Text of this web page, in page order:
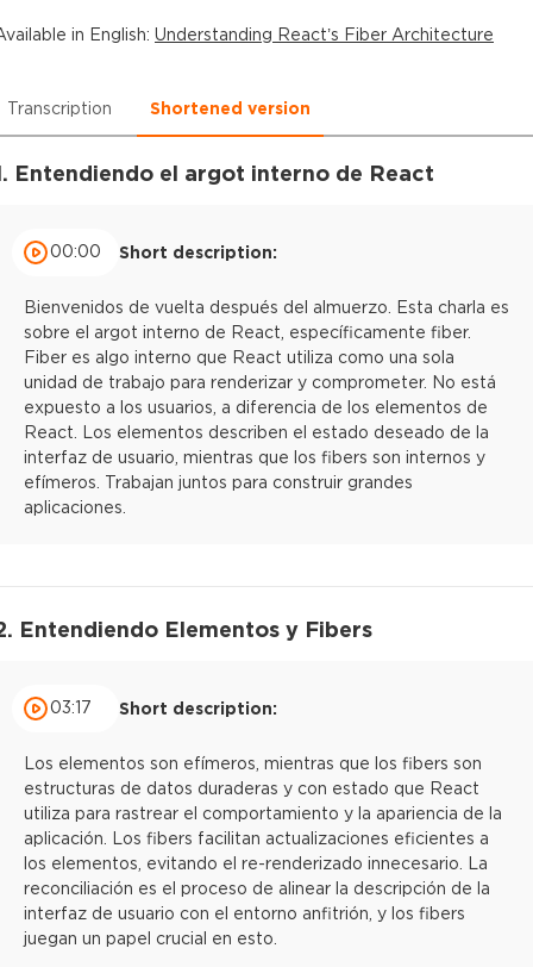
in English: Understanding React’s Fiber Architecture
Transcription Shortened version
Entendiendo el argot interno de React
00:00 Short description:
Bienvenidos de vuelta después del almuerzo. Esta charla es
sobre el argot interno de React, específicamente fiber.
Fiber es algo interno que React utiliza como una sola
unidad de trabajo para renderizar y comprometer. No está
expuesto a los usuarios, a diferencia de los elementos de
React. Los elementos describen el estado deseado de la
interfaz de usuario, mientras que los fibers son internos y
efímeros. Trabajan juntos para construir grandes
aplicaciones.
Entendiendo Elementos y Fibers
03:17 Short description:
Los elementos son efímeros, mientras que los fibers son
estructuras de datos duraderas y con estado que React
utiliza para rastrear el comportamiento y la apariencia de la
aplicación. Los fibers facilitan actualizaciones eficientes a
los elementos, evitando el re-renderizado innecesario. La
reconciliación es el proceso de alinear la descripción de la
interfaz de usuario con el entorno anfitrión, y los fibers
juegan un papel crucial en esto.